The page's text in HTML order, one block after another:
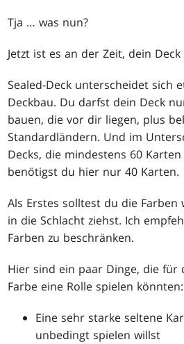
Tja … was nun?
Jetzt ist es an der Zeit, dein
Sealed-Deck unterscheidet sich
Deckbau. Du darfst dein Deck
bauen, die vor dir liegen, plus
Standardländern. Und im
Decks, die mindestens 60
benötigst du hier nur 40 Karten.
Als Erstes solltest du die
in die Schlacht ziehst. Ich
Farben zu beschränken.
Hier sind ein paar Dinge, die für
Farbe eine Rolle spielen könnten:
Eine sehr starke seltene
unbedingt spielen willst